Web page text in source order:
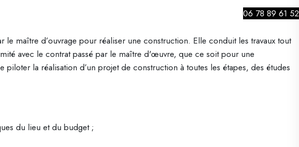
06 78 89 61 52
maître d’ouvrage pour réaliser une construction. Elle conduit les travaux tout
avec le contrat passé par le maître d'œuvre, que ce soit pour une
la réalisation d’un projet de construction à toutes les étapes, des études
du lieu et du budget ;